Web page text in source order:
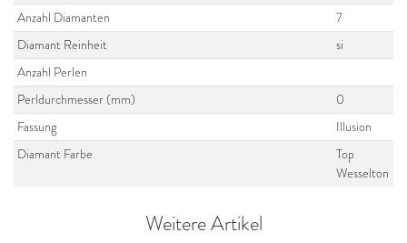
Anzahl Diamanten
7
Diamant Reinheit
si
Anzahl Perlen
Perldurchmesser (mm)
0
Fassung
Illusion
Diamant Farbe
Top
Wesselton
Weitere Artikel